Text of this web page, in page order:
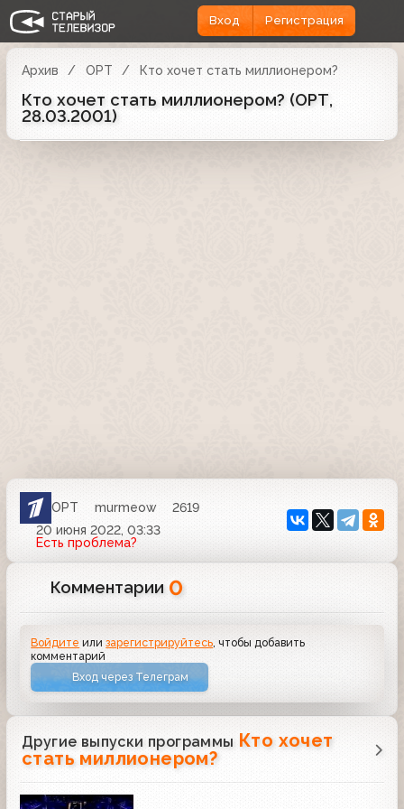
Вход Регистрация
Архив ОРТ Кто хочет стать миллионером?
Кто хочет стать миллионером? (ОРТ,
28.03.2001)
ОРТ murmeow
2619
20 июня 2022, 03:33
Есть проблема?
Комментарии 0
Войдите илизарегистрируйтесь , чтобы добавить
комментарий
Вход через Телеграм
Другие выпуски программы Кто хочет
стать миллионером?